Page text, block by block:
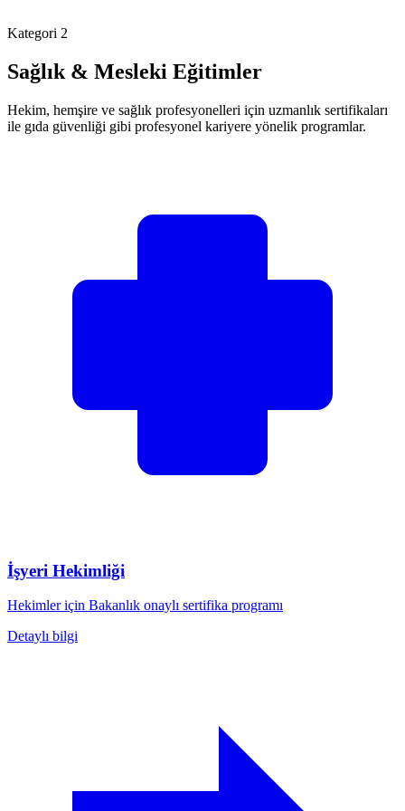
Kategori 2
Sağlık & Mesleki Eğitimler
Hekim, hemşire ve sağlık profesyonelleri için uzmanlık sertifikaları
ile gıda güvenliği gibi profesyonel kariyere yönelik programlar.
İşyeri Hekimliği
Hekimler için Bakanlık onaylı sertifika programı
Detaylı bilgi